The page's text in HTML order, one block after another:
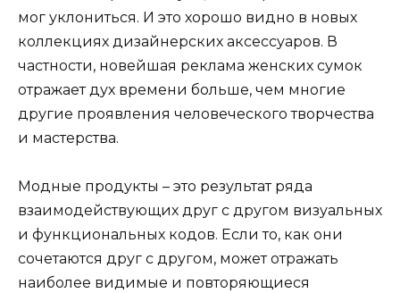
мог уклониться. И это хорошо видно в новых
коллекциях дизайнерских аксессуаров. В
частности, новейшая реклама женских сумок
отражает дух времени больше, чем многие
другие проявления человеческого творчества
и мастерства.
Модные продукты – это результат ряда
взаимодействующих друг с другом визуальных
и функциональных кодов. Если то, как они
сочетаются друг с другом, может отражать
наиболее видимые и повторяющиеся